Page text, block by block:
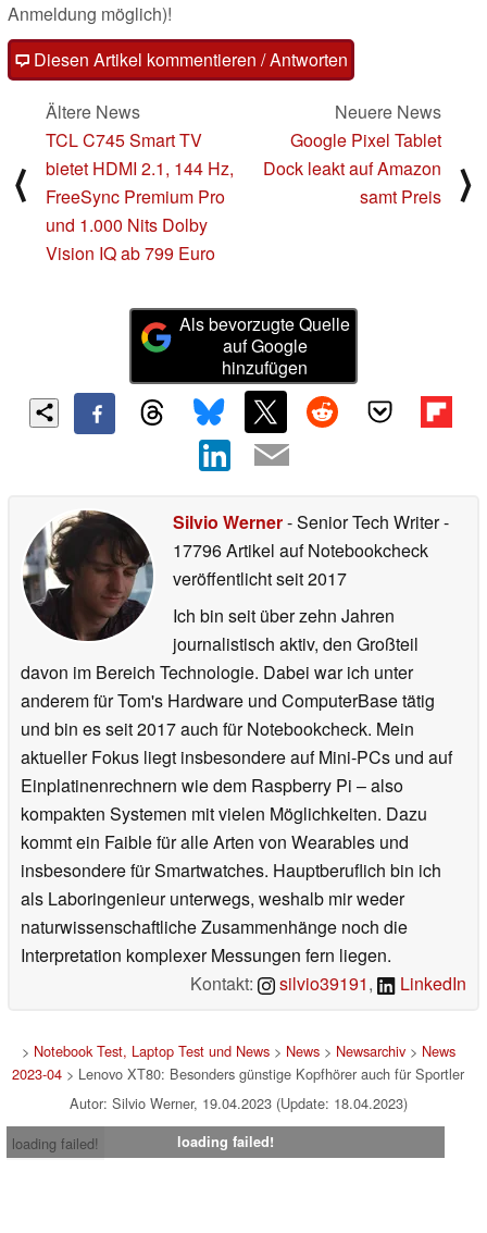
Anmeldung möglich)!
Diesen Artikel kommentieren / Antworten
⟨
Ältere News
TCL C745 Smart TV
bietet HDMI 2.1, 144 Hz,
FreeSync Premium Pro
und 1.000 Nits Dolby
Vision IQ ab 799 Euro
Neuere News
Google Pixel Tablet
Dock leakt auf Amazon
samt Preis
⟩
Als bevorzugte Quelle
auf Google
hinzufügen
Silvio Werner- Senior Tech Writer-
17796 Artikel auf Notebookcheck
veröffentlichtseit 2017
Ich bin seit über zehn Jahren
journalistisch aktiv, den Großteil
davon im Bereich Technologie. Dabei war ich unter
anderem für Tom's Hardware und ComputerBase tätig
und bin es seit 2017 auch für Notebookcheck. Mein
aktueller Fokus liegt insbesondere auf Mini-PCs und auf
Einplatinenrechnern wie dem Raspberry Pi – also
kompakten Systemen mit vielen Möglichkeiten. Dazu
kommt ein Faible für alle Arten von Wearables und
insbesondere für Smartwatches. Hauptberuflich bin ich
als Laboringenieur unterwegs, weshalb mir weder
naturwissenschaftliche Zusammenhänge noch die
Interpretation komplexer Messungen fern liegen.
Kontakt:
silvio39191, LinkedIn
> Notebook Test, Laptop Test und News> News> Newsarchiv> News
2023-04 > Lenovo XT80: Besonders günstige Kopfhörer auch für Sportler
Autor: Silvio Werner, 19.04.2023 (Update: 18.04.2023)
loading failed!
loading failed!